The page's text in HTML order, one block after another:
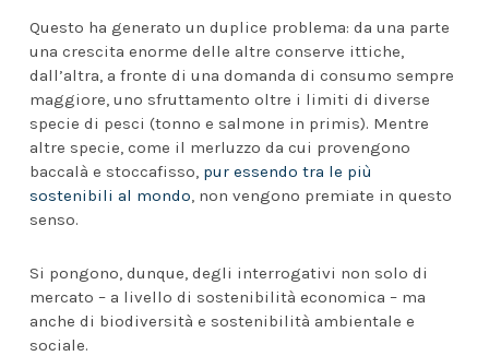
Questo ha generato un duplice problema: da una parte
una crescita enorme delle altre conserve ittiche,
dall’altra, a fronte di una domanda di consumo sempre
maggiore, uno sfruttamento oltre i limiti di diverse
specie di pesci (tonno e salmone in primis). Mentre
altre specie, come il merluzzo da cui provengono
baccalà e stoccafisso, pur essendo tra le più
sostenibili al mondo, non vengono premiate in questo
senso.
Si pongono, dunque, degli interrogativi non solo di
mercato – a livello di sostenibilità economica – ma
anche di biodiversità e sostenibilità ambientale e
sociale.